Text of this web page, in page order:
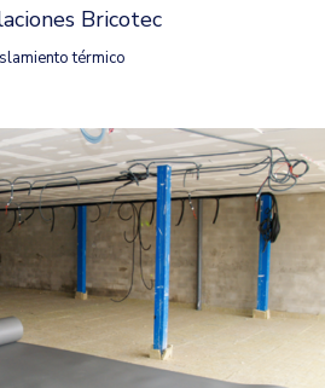
Bricotec
térmico